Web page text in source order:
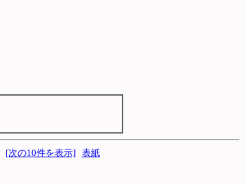
[次の10件を表示] 表紙